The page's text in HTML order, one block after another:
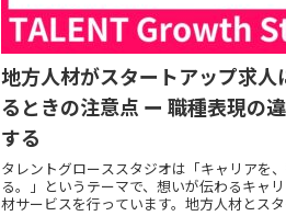
地方人材がスタートアップ求人
るときの注意点 ー 職種表現の
する
タレントグローススタジオは「キャリアを
る。」というテーマで、想いが伝わるキャ
材サービスを行っています。地方人材とス